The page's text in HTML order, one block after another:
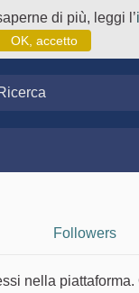
di più, leggi l’
OK, accetto
Followers
nella